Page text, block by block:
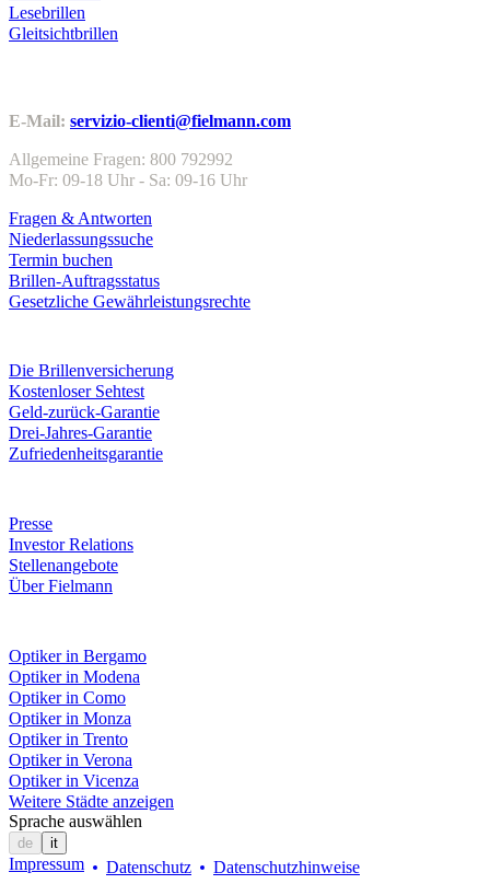
Lesebrillen
Gleitsichtbrillen
E-Mail: servizio-clienti@fielmann.com
Allgemeine Fragen: 800 792992
Mo-Fr: 09-18 Uhr - Sa: 09-16 Uhr
Fragen & Antworten
Niederlassungssuche
Termin buchen
Brillen-Auftragsstatus
Gesetzliche Gewährleistungsrechte
Die Brillenversicherung
Kostenloser Sehtest
Geld-zurück-Garantie
Drei-Jahres-Garantie
Zufriedenheitsgarantie
Presse
Investor Relations
Stellenangebote
Über Fielmann
Optiker in Bergamo
Optiker in Modena
Optiker in Como
Optiker in Monza
Optiker in Trento
Optiker in Verona
Optiker in Vicenza
Weitere Städte anzeigen
Sprache auswählen
de it
Impressum Datenschutz
Datenschutzhinweise